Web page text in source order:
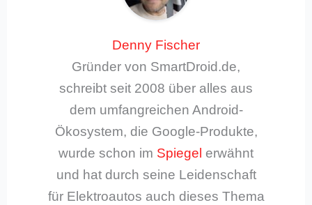
Denny Fischer
Gründer von SmartDroid.de,
schreibt seit 2008 über alles aus
dem umfangreichen Android-
Ökosystem, die Google-Produkte,
wurde schon im Spiegel erwähnt
und hat durch seine Leidenschaft
für Elektroautos auch dieses Thema